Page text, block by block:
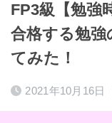
FP3級【勉強
合格する勉強
てみた！
2021年10月16日